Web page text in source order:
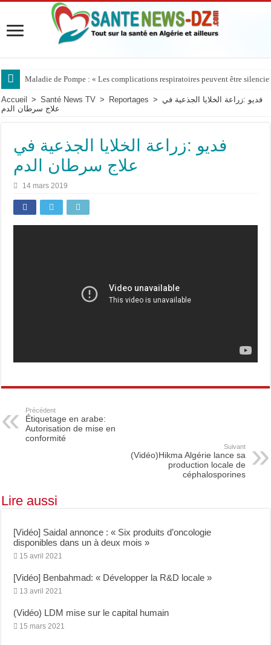
Maladie de Pompe : « Les complications respiratoires peuvent être
Accueil > Santé News TV > Reportages > فديو :زراعة الخلايا الجذعية في
علاج سرطان الدم
فديو :زراعة الخلايا الجذعية في
علاج سرطان الدم
14 mars 2019
Précédent
Étiquetage en arabe:
Autorisation de mise en
conformité
Suivant
(Vidéo)Hikma Algérie lance sa
production locale de
céphalosporines
Lire aussi
[Vidéo] Saidal annonce : « Six produits d’oncologie
disponibles dans un à deux mois »
15 avril 2021
[Vidéo] Benbahmad: « Développer la R&D locale »
13 avril 2021
(Vidéo) LDM mise sur le capital humain
15 mars 2021